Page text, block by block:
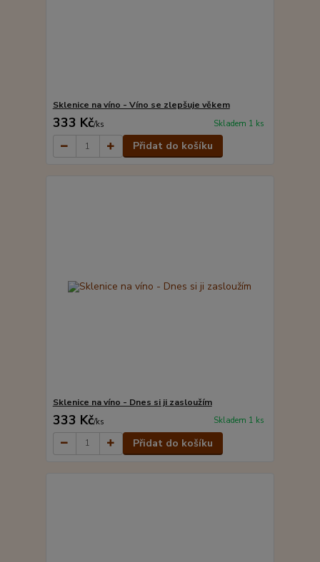
Sklenice na víno - Víno se zlepšuje věkem
333 Kč/ks Skladem 1 ks
Přidat do košíku
Sklenice na víno - Dnes si ji zasloužím
333 Kč/ks Skladem 1 ks
Přidat do košíku